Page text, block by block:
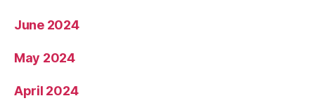
June 2024
May 2024
April 2024